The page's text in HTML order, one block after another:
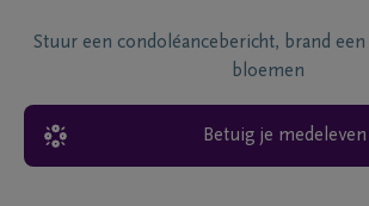
Stuur een condoléancebericht, brand een
bloemen
Betuig je medeleven